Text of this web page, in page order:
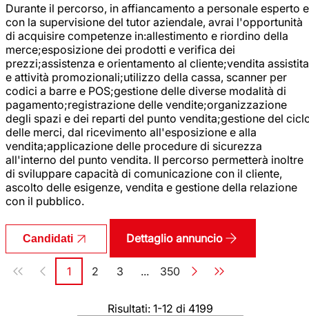
Durante il percorso, in affiancamento a personale esperto e
con la supervisione del tutor aziendale, avrai l'opportunità
di acquisire competenze in:allestimento e riordino della
merce;esposizione dei prodotti e verifica dei
prezzi;assistenza e orientamento al cliente;vendita assistita
e attività promozionali;utilizzo della cassa, scanner per
codici a barre e POS;gestione delle diverse modalità di
pagamento;registrazione delle vendite;organizzazione
degli spazi e dei reparti del punto vendita;gestione del
delle merci, dal ricevimento all'esposizione e alla
vendita;applicazione delle procedure di sicurezza
all'interno del punto vendita. Il percorso permetterà inoltre
di sviluppare capacità di comunicazione con il cliente,
ascolto delle esigenze, vendita e gestione della relazione
con il pubblico.
Candidati Dettaglio annuncio
Paginazione
Pagina
1 Pagina
2 Pagina
3 ... Pagina
350
Risultati: 1-12 di 4199